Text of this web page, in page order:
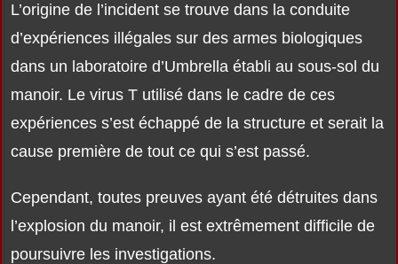
L’origine de l’incident se trouve dans la conduite
d’expériences illégales sur des armes biologiques
dans un laboratoire d’Umbrella établi au sous-sol du
manoir. Le virus T utilisé dans le cadre de ces
expériences s’est échappé de la structure et serait la
cause première de tout ce qui s’est passé.
Cependant, toutes preuves ayant été détruites dans
l’explosion du manoir, il est extrêmement difficile de
poursuivre les investigations.